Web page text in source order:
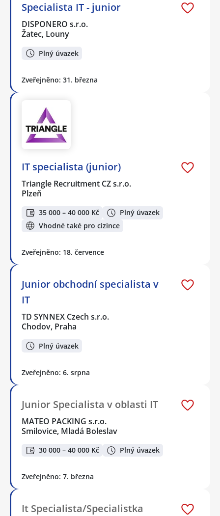
Specialista IT - junior
DISPONERO s.r.o.
Žatec, Louny
Plný úvazek
Zveřejněno: 31. března
IT specialista (junior)
Triangle Recruitment CZ s.r.o.
Plzeň
35 000 – 40 000 Kč
Plný úvazek
Vhodné také pro cizince
Zveřejněno: 18. července
Junior obchodní specialista v
IT
TD SYNNEX Czech s.r.o.
Chodov, Praha
Plný úvazek
Zveřejněno: 6. srpna
Junior Specialista v oblasti IT
MATEO PACKING s.r.o.
Smilovice, Mladá Boleslav
30 000 – 40 000 Kč Plný úvazek
Zveřejněno: 7. března
It Specialista/Specialistka